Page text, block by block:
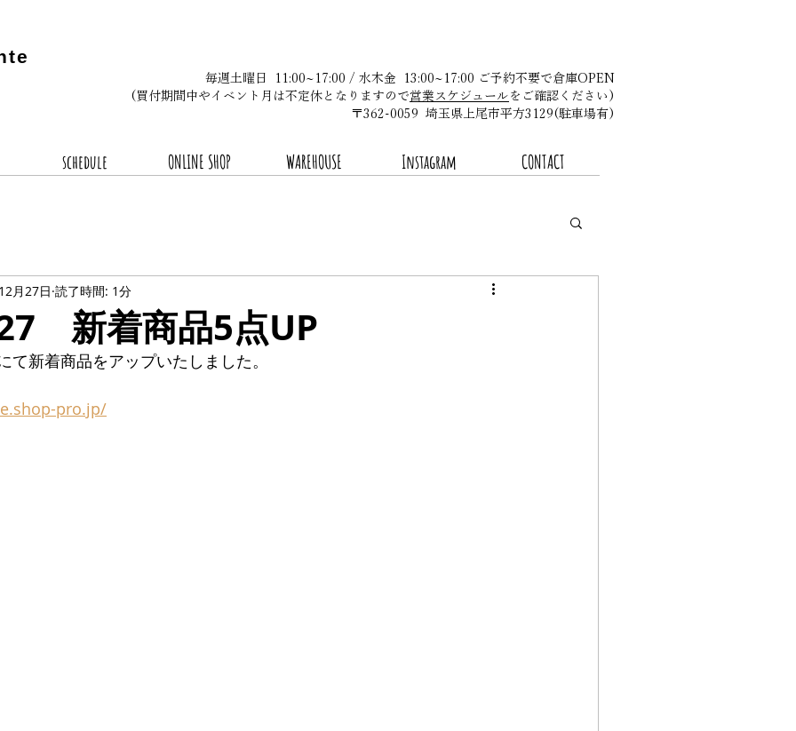
毎週土曜日 11:00~17:00 / 水木金 13:00~17:00 ご予約不要で倉庫OPEN
(買付期間中やイベント月は不定休となりますので営業スケジュール をご確認ください)​
〒362-0059 埼玉県上尾市平方3129(駐車場有)
schedule ONLINE SHOP WAREHOUSE Instagram CONTACT
新着商品5点UP
月27日 読了時間: 1分
て新着商品をアップいたしました。
pro.jp/